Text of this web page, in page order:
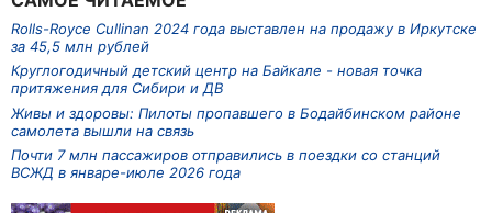
Rolls-Royce Cullinan 2024 года выставлен на продажу в Иркутске
за 45,5 млн рублей
Круглогодичный детский центр на Байкале - новая точка
притяжения для Сибири и ДВ
Живы и здоровы: Пилоты пропавшего в Бодайбинском районе
самолета вышли на связь
Почти 7 млн пассажиров отправились в поездки со станций
ВСЖД в январе-июле 2026 года